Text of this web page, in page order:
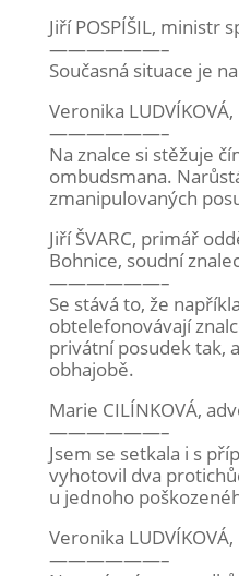
Jiří POSPÍŠIL, ministr
——————–
Současná situace je
Veronika
——————–
Na znalce si stěžuje
ombudsmana.
zmanipulovaných
Jiří ŠVARC, primář
Bohnice, soudní
——————–
Se stává to, že
obtelefonovávají
privátní posudek tak,
obhajobě.
Marie CILÍNKOVÁ,
——————–
Jsem se setkala i s
vyhotovil dva
u jednoho
Veronika
——————–